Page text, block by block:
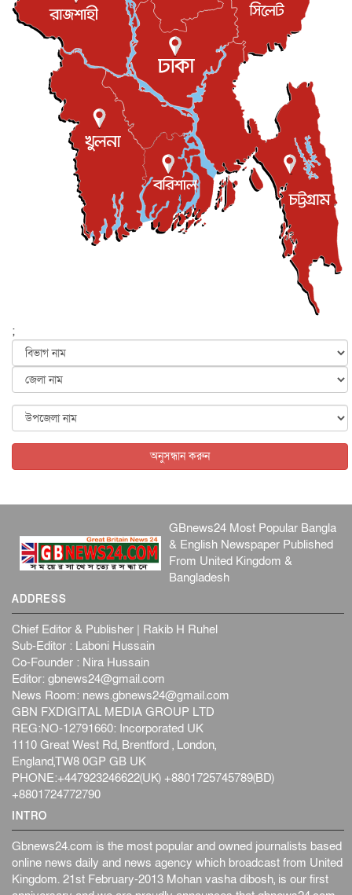
বিনোদন ৮ আগস্ট, ২০২৬
রিয়ালকে ‘না’ বলা রদ্রির জন্য বার্সার কাছে কত চাইল ম্যানসিটি
খেলাধুলা
শিল্পকলায় চলচ্চিত্র উৎসব, বিনা মূল্যে দেখা যাবে ৬ সিনেমা
বিনোদন ৮ আগস্ট, ২০২৬
ইস্ট লন্ডন মসজিদের জুমার খুতবা : “কুরআন হোক জীবন দেখার
লেন্স...
ইসলাম ও জীবন ৭ আগস্ট, ২০২৬
সিলেটের কন্যা মোহিনী রশিদ এনওয়াইপিডির উচ্চপদস্থ কর্মকর্তা
দেশজুড়ে ৬ আগস্ট, ২০২৬
আজ থেকে সবার জন্য উন্মুক্ত জুলাই স্মৃতি জাদুঘর
৬ আগস্ট, ২০২৬
৬ আগস্ট, ২০২৬
জুলাইয়ের কৃতিত্ব নেওয়ার জন্য সবাই প্রতিযোগিতায় নেমেছে :
৬ আগস্ট, ২০২৬
৬ আগস্ট, ২০২৬
;
অনুসন্ধান করুন
GBnews24 Most Popular Bangla
& English Newspaper Published
From United Kingdom &
Bangladesh
ADDRESS
Chief Editor & Publisher | Rakib H Ruhel
Sub-Editor : Laboni Hussain
Co-Founder : Nira Hussain
Editor: gbnews24@gmail.com
News Room: news.gbnews24@gmail.com
GBN FXDIGITAL MEDIA GROUP LTD
REG:NO-12791660: Incorporated UK
1110 Great West Rd, Brentford , London,
England,TW8 0GP GB UK
PHONE:+447923246622(UK) +8801725745789(BD)
+8801724772790
INTRO
Gbnews24.com is the most popular and owned journalists based
online news daily and news agency which broadcast from United
Kingdom. 21st February-2013 Mohan vasha dibosh, is our first